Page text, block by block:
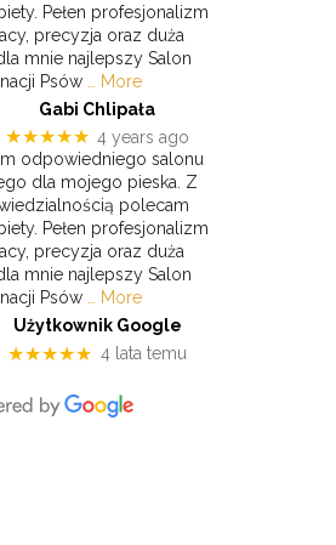
Pełen profesjonalizm
precyzja oraz duża
mnie najlepszy Salon
Psów
… More
Gabi Chlipała
★★★★★ 4 years ago
odpowiedniego salonu
dla mojego pieska. Z
polecam
Pełen profesjonalizm
precyzja oraz duża
mnie najlepszy Salon
Psów … More
Użytkownik Google
★★★★★ 4 lata temu